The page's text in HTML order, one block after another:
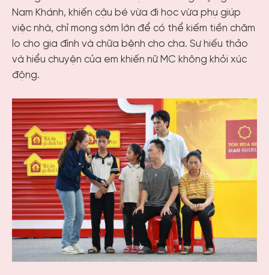
Nam Khánh, khiến cậu bé vừa đi học vừa phụ giúp
việc nhà, chỉ mong sớm lớn để có thể kiếm tiền chăm
lo cho gia đình và chữa bệnh cho cha. Sự hiếu thảo
và hiểu chuyện của em khiến nữ MC không khỏi xúc
động.